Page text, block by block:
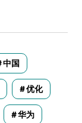
中国
优化
华为